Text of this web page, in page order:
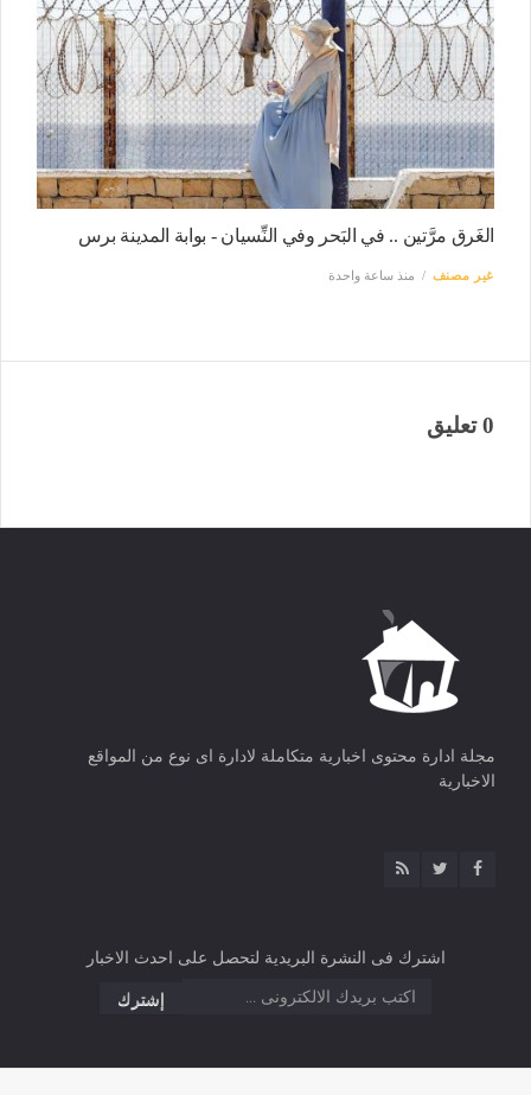
الغَرق مرَّتين .. في البَحر وفي النِّسيان - بوابة المدينة برس
غير مصنف منذ ساعة واحدة
0 تعليق
مجلة ادارة محتوى اخبارية متكاملة لادارة اى نوع من المواقع
الاخبارية
اشترك فى النشرة البريدية لتحصل على احدث الاخبار